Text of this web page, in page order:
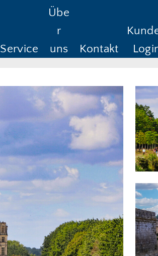
Service
Übe
r
uns
Kontakt
Anreise ab Rückreise bis